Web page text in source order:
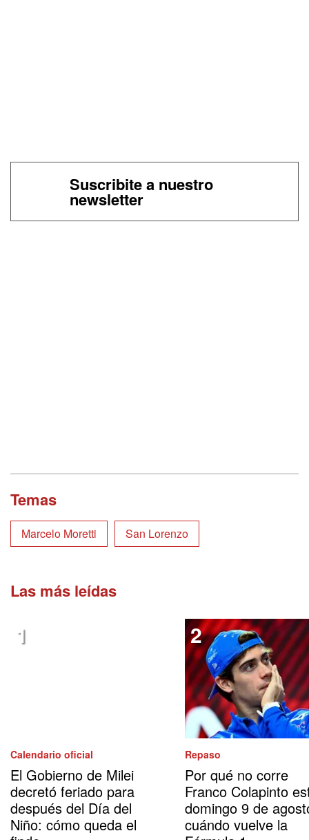
Suscribite a nuestro
newsletter
Temas
Marcelo Moretti San Lorenzo
Las más leídas
Calendario oficial
El Gobierno de Milei
decretó feriado para
después del Día del
Niño: cómo queda el
Repaso
Por qué no corre
Franco Colapinto
domingo 9 de
cuándo vuelve la